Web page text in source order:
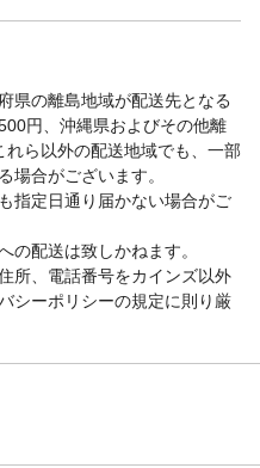
県の離島地域が配送先となる
円、沖縄県およびその他離
ら以外の配送地域でも、一部
場合がございます。
指定日通り届かない場合がご
の配送は致しかねます。
所、電話番号をカインズ以外
シーポリシーの規定に則り厳